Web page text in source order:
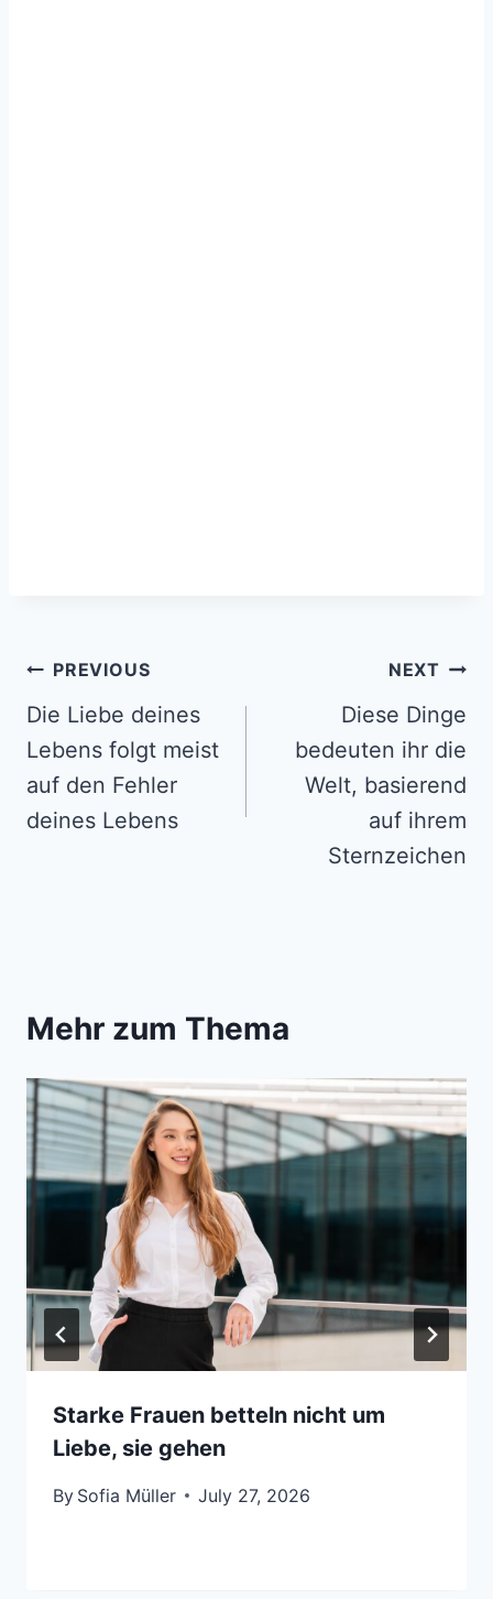
Post
navigation
PREVIOUS
Die Liebe deines
Lebens folgt meist
auf den Fehler
deines Lebens
NEXT
Diese Dinge
bedeuten ihr die
Welt, basierend
auf ihrem
Sternzeichen
Mehr zum Thema
Starke Frauen betteln nicht um
Liebe, sie gehen
By Sofia Müller July 27, 2026